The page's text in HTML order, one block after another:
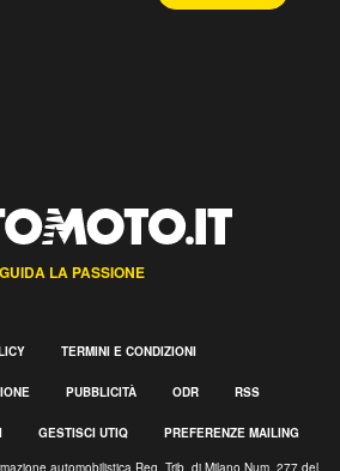
GUIDA LA PASSIONE
TERMINI E CONDIZIONI
PUBBLICITÀ ODR RSS
GESTISCI UTIQ PREFERENZE MAILING
automobilistica Reg. Trib. di Milano Num. 277 del